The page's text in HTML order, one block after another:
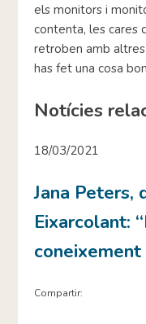
els monitors i
contenta, les cares
retroben amb
has fet una cosa
Notícies
18/03/2021
Jana Peters,
Eixarcolant:
coneixement
Compartir: